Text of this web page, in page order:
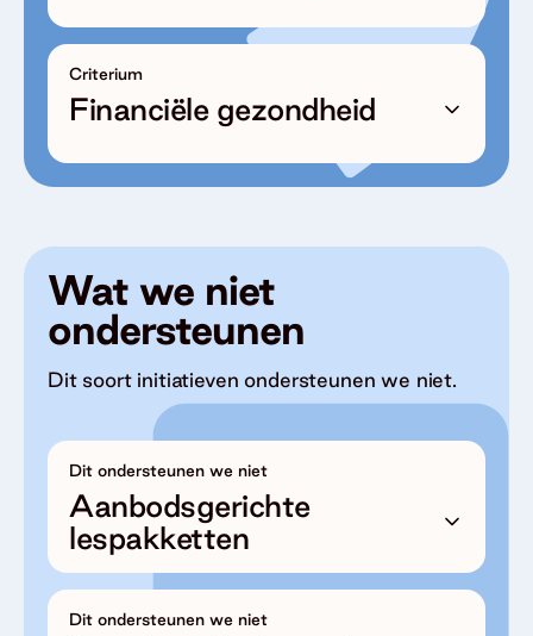
Criterium
Financiële gezondheid
Wat we niet
ondersteunen
Dit soort initiatieven ondersteunen we niet.
Dit ondersteunen we niet
Aanbodsgerichte
lespakketten
Dit ondersteunen we niet